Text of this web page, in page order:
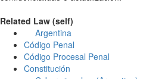
Related Law (self)
Argentina
Código Penal
Código Procesal Penal
Constitución